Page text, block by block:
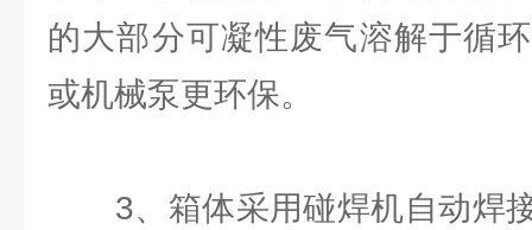
的大部分可凝性废气溶解于循
或机械泵更环保。
3、箱体采用碰焊机自动焊